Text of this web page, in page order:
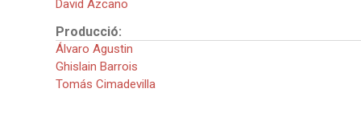
David Azcano
Producció:
Álvaro Agustin
Ghislain Barrois
Tomás Cimadevilla